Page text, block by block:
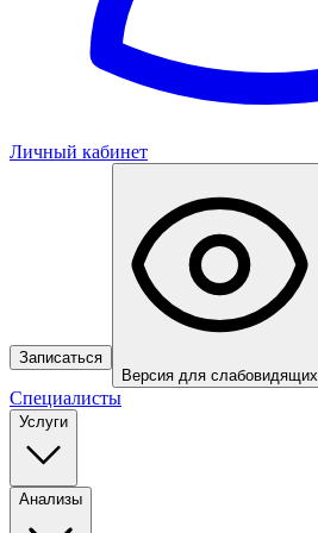
Личный кабинет
Записаться
Версия для слабовидящих
Специалисты
Услуги
Анализы